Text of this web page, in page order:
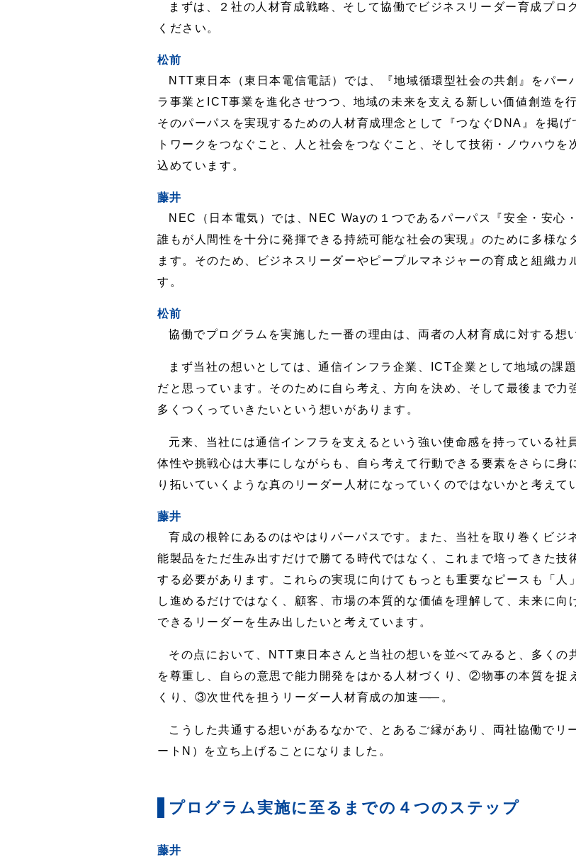
まずは、２社の人材育成戦略、そして協働でビジネスリーダー育成プロ
ください。
松前
NTT東日本（東日本電信電話）では、『地域循環型社会の共創』をパー
ラ事業とICT事業を進化させつつ、地域の未来を支える新しい価値創造を
そのパーパスを実現するための人材育成理念として『つなぐDNA』を掲
トワークをつなぐこと、人と社会をつなぐこと、そして技術・ノウハウ
込めています。
藤井
NEC（日本電気）では、NEC Wayの１つであるパーパス『安全・安心
誰もが人間性を十分に発揮できる持続可能な社会の実現』のために多様な
ます。そのため、ビジネスリーダーやピープルマネジャーの育成と組織カ
す。
松前
協働でプログラムを実施した一番の理由は、両者の人材育成に対する想
まず当社の想いとしては、通信インフラ企業、ICT企業として地域の課
だと思っています。そのために自ら考え、方向を決め、そして最後まで力
多くつくっていきたいという想いがあります。
元来、当社には通信インフラを支えるという強い使命感を持っている社
体性や挑戦心は大事にしながらも、自ら考えて行動できる要素をさらに身
り拓いていくような真のリーダー人材になっていくのではないかと考えて
藤井
育成の根幹にあるのはやはりパーパスです。また、当社を取り巻くビジ
能製品をただ生み出すだけで勝てる時代ではなく、これまで培ってきた技
する必要があります。これらの実現に向けてもっとも重要なピースも「人
し進めるだけではなく、顧客、市場の本質的な価値を理解して、未来に向
できるリーダーを生み出したいと考えています。
その点において、NTT東日本さんと当社の想いを並べてみると、多く
を尊重し、自らの意思で能力開発をはかる人材づくり、②物事の本質を捉
くり、③次世代を担うリーダー人材育成の加速――。
こうした共通する想いがあるなかで、とあるご縁があり、両社協働でリ
ートN）を立ち上げることになりました。
プログラム実施に至るまでの４つのステップ
藤井